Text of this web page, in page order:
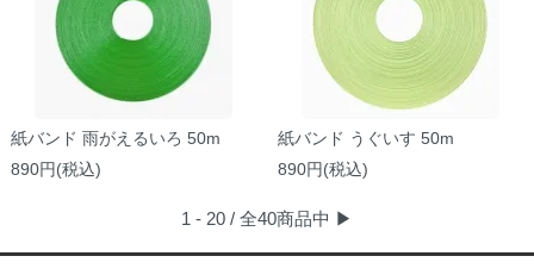
紙バンド 雨がえるいろ 50m
890円(税込)
紙バンド うぐいす 50m
890円(税込)
1 - 20 / 全40商品中 ▶